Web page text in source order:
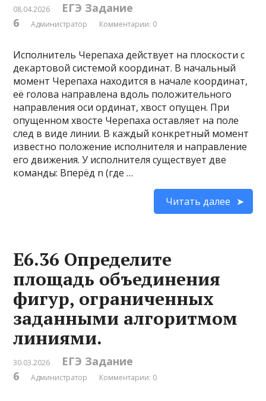
08.04.2026
ЕГЭ Задание
6
Администратор Комментарии: 0
Исполнитель Черепаха действует на плоскости с
декартовой системой координат. В начальный
момент Черепаха находится в начале координат,
её голова направлена вдоль положительного
направления оси ординат, хвост опущен. При
опущенном хвосте Черепаха оставляет на поле
след в виде линии. В каждый конкретный момент
известно положение исполнителя и направление
его движения. У исполнителя существует две
команды: Вперёд n (где …
Читать далее
Е6.36 Определите
площадь объединения
фигур, ограниченных
заданными алгоритмом
линиями.
30.03.2026
ЕГЭ Задание
6
Администратор Комментарии: 0